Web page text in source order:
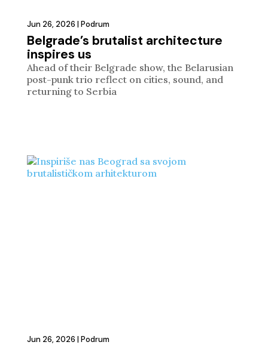
Belgrade’s brutalist architecture
inspires us
Jun 26, 2026 | Podrum
Ahead of their Belgrade show, the Belarusian
post-punk trio reflect on cities, sound, and
returning to Serbia
Jun 26, 2026 | Podrum